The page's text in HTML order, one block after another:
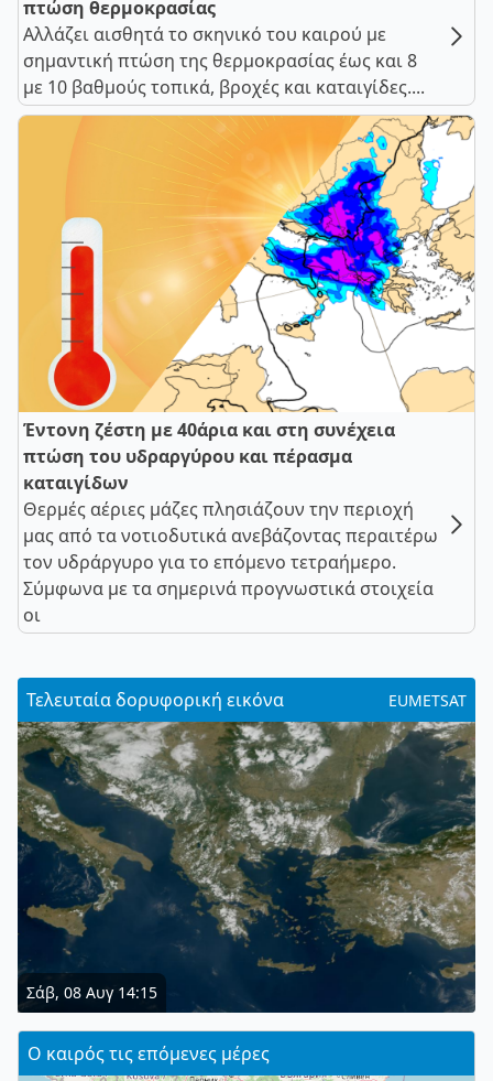
πτώση θερμοκρασίας
Αλλάζει αισθητά το σκηνικό του καιρού με
σημαντική πτώση της θερμοκρασίας έως και 8
με 10 βαθμούς τοπικά, βροχές και καταιγίδες....
Έντονη ζέστη με 40άρια και στη συνέχεια
πτώση του υδραργύρου και πέρασμα
καταιγίδων
Θερμές αέριες μάζες πλησιάζουν την περιοχή
μας από τα νοτιοδυτικά ανεβάζοντας περαιτέρω
τον υδράργυρο για το επόμενο τετραήμερο.
Σύμφωνα με τα σημερινά προγνωστικά στοιχεία
οι
Τελευταία δορυφορική εικόνα EUMETSAT
Σάβ, 08 Αυγ 14:15
Ο καιρός τις επόμενες μέρες